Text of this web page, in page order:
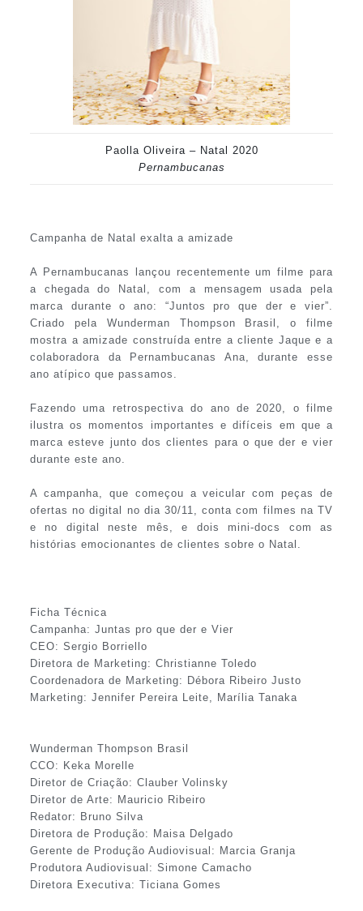
Paolla Oliveira – Natal 2020
Pernambucanas
Campanha de Natal exalta a amizade
A Pernambucanas lançou recentemente um filme para
a chegada do Natal, com a mensagem usada pela
marca durante o ano: “Juntos pro que der e vier”.
Criado pela Wunderman Thompson Brasil, o filme
mostra a amizade construída entre a cliente Jaque e a
colaboradora da Pernambucanas Ana, durante esse
ano atípico que passamos.
Fazendo uma retrospectiva do ano de 2020, o filme
ilustra os momentos importantes e difíceis em que a
marca esteve junto dos clientes para o que der e vier
durante este ano.
A campanha, que começou a veicular com peças de
ofertas no digital no dia 30/11, conta com filmes na TV
e no digital neste mês, e dois mini-docs com as
histórias emocionantes de clientes sobre o Natal.
Ficha Técnica
Campanha: Juntas pro que der e Vier
CEO: Sergio Borriello
Diretora de Marketing: Christianne Toledo
Coordenadora de Marketing: Débora Ribeiro Justo
Marketing: Jennifer Pereira Leite, Marília Tanaka
Wunderman Thompson Brasil
CCO: Keka Morelle
Diretor de Criação: Clauber Volinsky
Diretor de Arte: Mauricio Ribeiro
Redator: Bruno Silva
Diretora de Produção: Maisa Delgado
Gerente de Produção Audiovisual: Marcia Granja
Produtora Audiovisual: Simone Camacho
Diretora Executiva: Ticiana Gomes